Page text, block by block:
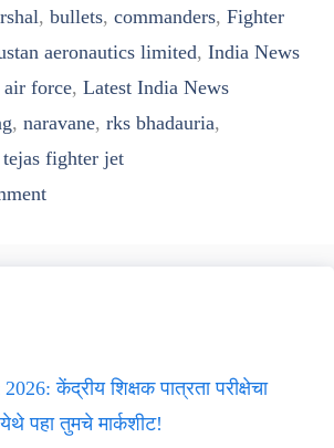
, bullets, commanders, Fighter
aeronautics limited, India News
force, Latest India News
, naravane, rks bhadauria,
tejas fighter jet
केंद्रीय शिक्षक पात्रता परीक्षेचा
पहा तुमचे मार्कशीट!